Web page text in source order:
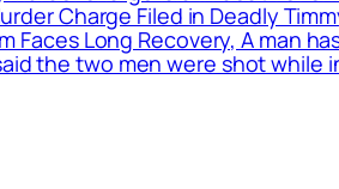
Charge Filed in Deadly
Faces Long Recovery, A man
the two men were shot while